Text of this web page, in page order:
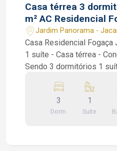
Casa térrea 3
m² AC Residencial
Jardim Panorama -
Casa Residencial Fogaça Jacareí - 3
1 suíte - Casa térrea -
Sendo 3 dormitórios 1
pé direito duplo, cozinha
aberto e ilha central,
churrasqueira, lavanderia,
3
Dorm.
1
Suite